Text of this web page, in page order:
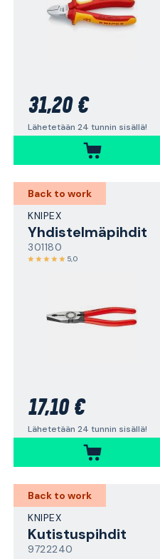
31,20 €
Lähetetään 24 tunnin sisällä!
Back to work
KNIPEX
Yhdistelmäpihdit
301180
5,0
17,10 €
Lähetetään 24 tunnin sisällä!
Back to work
KNIPEX
Kutistuspihdit
9722240